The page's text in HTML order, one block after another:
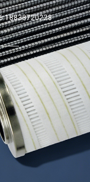
18838720228